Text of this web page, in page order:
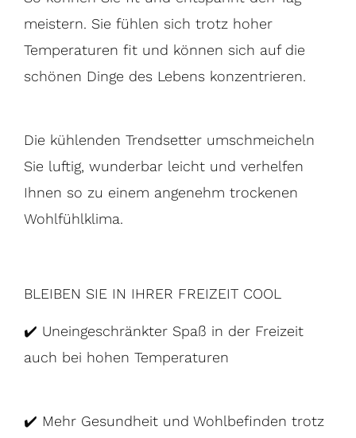
meistern. Sie fühlen sich trotz hoher
Temperaturen fit und können sich auf die
schönen Dinge des Lebens konzentrieren.
Die kühlenden Trendsetter umschmeicheln
Sie luftig, wunderbar leicht und verhelfen
Ihnen so zu einem angenehm trockenen
Wohlfühlklima.
BLEIBEN SIE IN IHRER FREIZEIT COOL
✔️ Uneingeschränkter Spaß in der Freizeit
auch bei hohen Temperaturen
✔️ Mehr Gesundheit und Wohlbefinden trotz